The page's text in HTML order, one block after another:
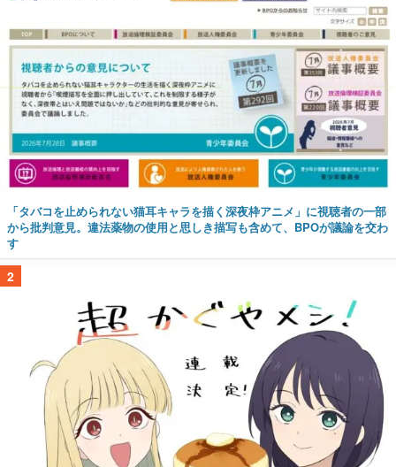
「タバコを止められない猫耳キャラを描く深夜枠アニメ」に視聴者の一部
から批判意見。違法薬物の使用と思しき描写も含めて、BPOが議論を交わ
す
2